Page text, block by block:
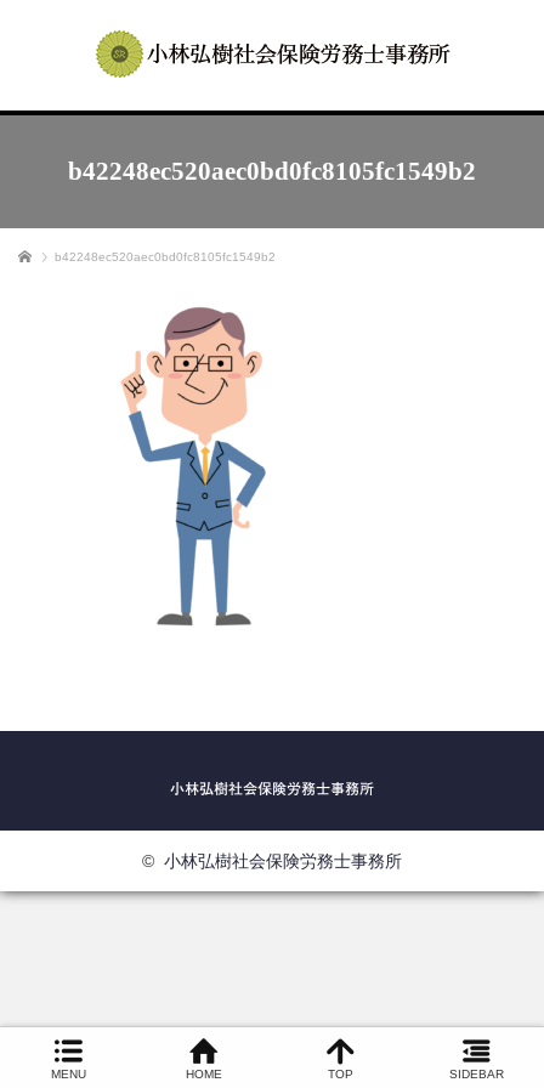
b42248ec520aec0bd0fc8105fc1549b2
ホーム b42248ec520aec0bd0fc8105fc1549b2
MENU HOME TOP SIDEBAR
© 小林弘樹社会保険労務士事務所